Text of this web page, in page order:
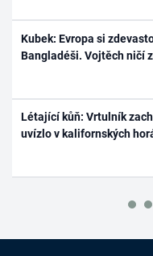
Kubek: Evropa si
Bangladéši. Vojtěch ničí
Létající kůň: Vrtulník
uvízlo v kalifornských